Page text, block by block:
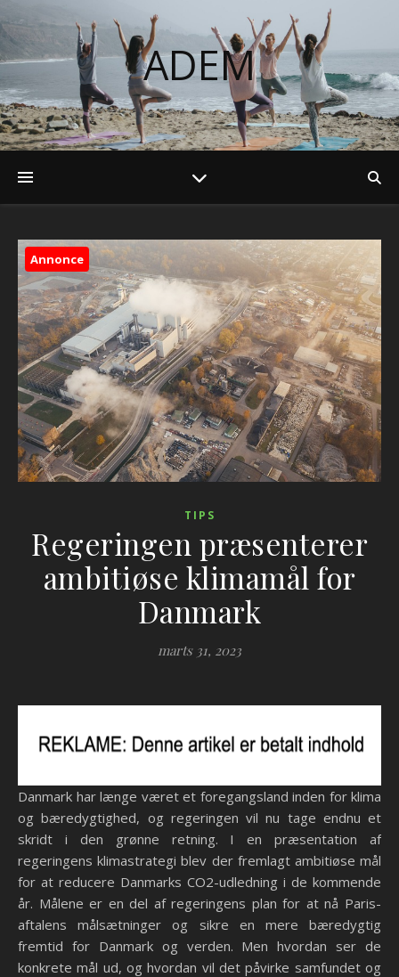
ADEM
Annonce
TIPS
Regeringen præsenterer
ambitiøse klimamål for
Danmark
marts 31, 2023
Danmark har længe været et foregangsland inden for klima
og bæredygtighed, og regeringen vil nu tage endnu et
skridt i den grønne retning. I en præsentation af
regeringens klimastrategi blev der fremlagt ambitiøse mål
for at reducere Danmarks CO2-udledning i de kommende
år. Målene er en del af regeringens plan for at nå Paris-
aftalens målsætninger og sikre en mere bæredygtig
fremtid for Danmark og verden. Men hvordan ser de
konkrete mål ud, og hvordan vil det påvirke samfundet og